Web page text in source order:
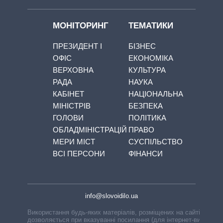
МОНІТОРИНГ
ПРЕЗИДЕНТ І
ОФІС
ВЕРХОВНА
РАДА
КАБІНЕТ
МІНІСТРІВ
ГОЛОВИ
ОБЛАДМІНІСТРАЦІЙ
МЕРИ МІСТ
ВСІ ПЕРСОНИ
ТЕМАТИКИ
БІЗНЕС
ЕКОНОМІКА
КУЛЬТУРА
НАУКА
НАЦІОНАЛЬНА
БЕЗПЕКА
ПОЛІТИКА
ПРАВО
СУСПІЛЬСТВО
ФІНАНСИ
info@slovoidilo.ua
Використання будь-яких матеріалів, розміщених на сайті,
дозволяється при вказуванні посилання (для інтернет-видань